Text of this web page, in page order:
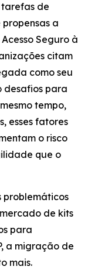
de
a
Seguro à
citam
como seu
desafios para
tempo,
esses fatores
o risco
que o
problemáticos
de kits
para
a migração de
mais.